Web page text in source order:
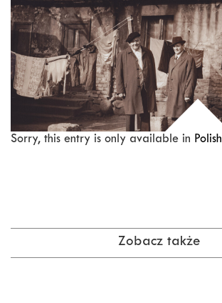
Sorry, this entry is only available in Polish
Zobacz także